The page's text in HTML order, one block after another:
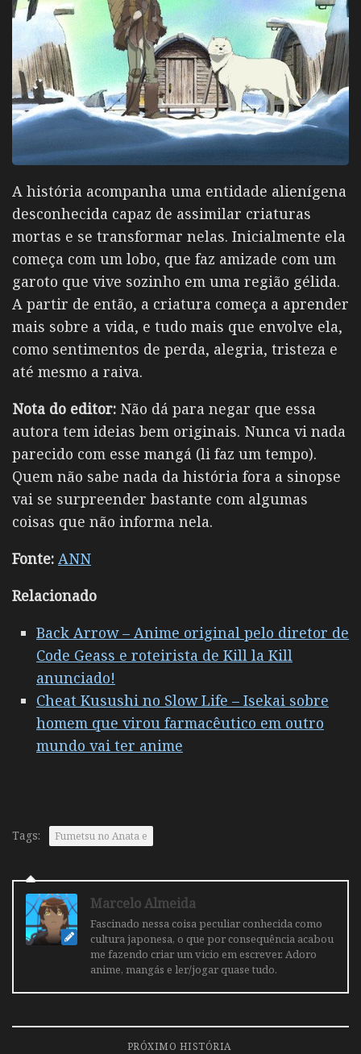
A história acompanha uma entidade alienígena
desconhecida capaz de assimilar criaturas
mortas e se transformar nelas. Inicialmente ela
começa com um lobo, que faz amizade com um
garoto que vive sozinho em uma região gélida.
A partir de então, a criatura começa a aprender
mais sobre a vida, e tudo mais que envolve ela,
como sentimentos de perda, alegria, tristeza e
até mesmo a raiva.
Nota do editor: Não dá para negar que essa
autora tem ideias bem originais. Nunca vi nada
parecido com esse mangá (li faz um tempo).
Quem não sabe nada da história fora a sinopse
vai se surpreender bastante com algumas
coisas que não informa nela.
Fonte: ANN
Relacionado
Back Arrow – Anime original pelo diretor de
Code Geass e roteirista de Kill la Kill
anunciado!
Cheat Kusushi no Slow Life – Isekai sobre
homem que virou farmacêutico em outro
mundo vai ter anime
Tags: Fumetsu no Anata e
Marcelo Almeida
Fascinado nessa coisa peculiar conhecida como
cultura japonesa, o que por consequência acabou
me fazendo criar um vicio em escrever. Adoro
anime, mangás e ler/jogar quase tudo.
PRÓXIMO HISTÓRIA